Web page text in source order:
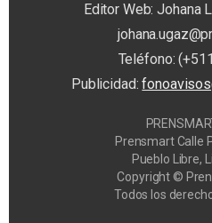
Editor Web: Johana
Teléfono:
Publicidad:
Prensmart Calle
Pueblo Libre,
Copyright ©
Todos los